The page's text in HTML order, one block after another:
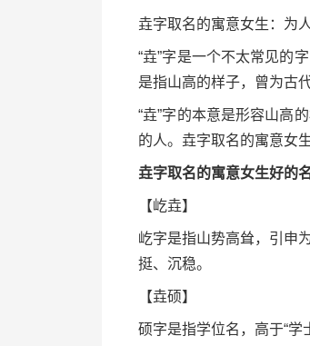
垚字取名的寓意女生：为
“垚”字是一个不太常见的
是指山高的样子，曾为古
“垚”字的本意是形容山高
的人。垚字取名的寓意女
垚字取名的寓意女生好的名
【屹垚】
屹字是指山势高耸，引申
挺、沉稳。
【垚硕】
硕字是指学位名，高于“学